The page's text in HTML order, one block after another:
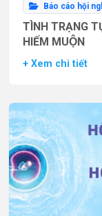
Báo cáo hội
TÌNH TRẠNG
HIẾM MUỘN
+ Xem chi tiết